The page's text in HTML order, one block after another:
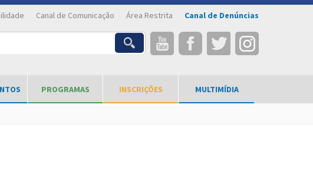
Canal de Comunicação Área Restrita Canal de Denúncias
PROGRAMAS INSCRIÇÕES MULTIMÍDIA